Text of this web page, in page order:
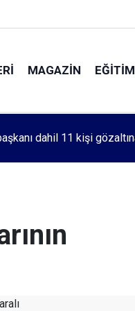
MAGAZIN EĞITIM
için adalet aradı